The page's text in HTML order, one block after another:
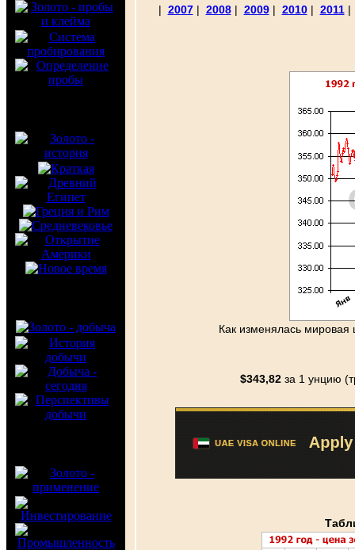
| 2007| 2008| 2009| 2010| 2011
Как изменялась мировая
$343,82за 1 унцию